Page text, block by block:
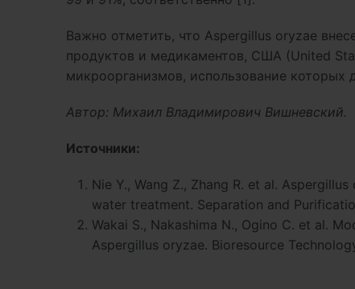
Важно отметить, что Aspergillus oryzae
продуктов и медикаментов, США (United
микроорганизмов, использование
Автор: Михаил Владимирович Вишневский.
Источники:
Nie Y., Wang Z., Zhang R. et al.
water treatment. Separation and
Wakai S., Nakashima N., Ogino C. et al.
Aspergillus oryzae. Bioresource